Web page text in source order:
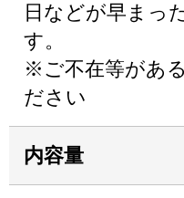
日などが早まっ
す。
※ご不在等があ
ださい
内容量